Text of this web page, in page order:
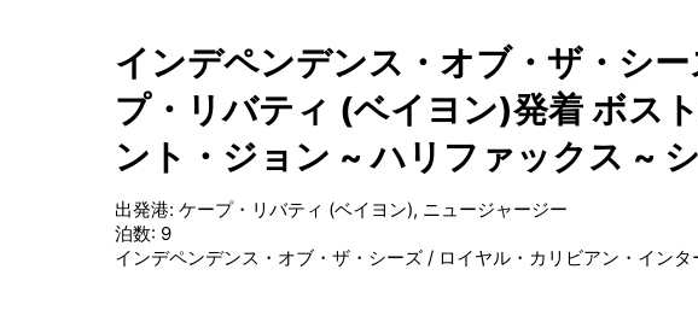
インデペンデンス・オブ・ザ・シ
プ・リバティ (ベイヨン)発着 ボス
ント・ジョン ~ ハリファックス ~
出発港: ケープ・リバティ (ベイヨン), ニュージャージー
泊数: 9
インデペンデンス・オブ・ザ・シーズ/ ロイヤル・カリビアン・イン